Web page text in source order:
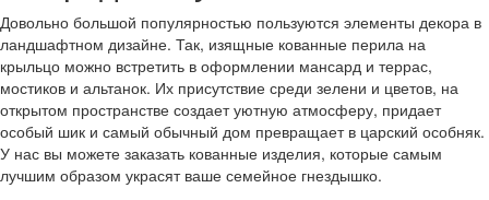
Довольно большой популярностью пользуются элементы декора в
ландшафтном дизайне. Так, изящные кованные перила на
крыльцо можно встретить в оформлении мансард и террас,
мостиков и альтанок. Их присутствие среди зелени и цветов, на
открытом пространстве создает уютную атмосферу, придает
особый шик и самый обычный дом превращает в царский особняк.
У нас вы можете заказать кованные изделия, которые самым
лучшим образом украсят ваше семейное гнездышко.